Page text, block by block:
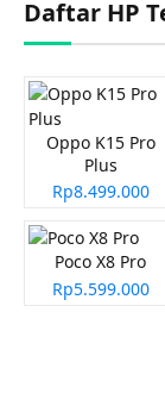
Daftar HP
Oppo K15 Pro
Plus
Rp8.499.000
Poco X8 Pro
Rp5.599.000